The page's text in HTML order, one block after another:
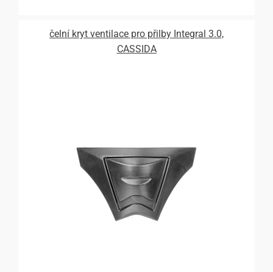
čelní kryt ventilace pro přilby Integral 3.0,
CASSIDA